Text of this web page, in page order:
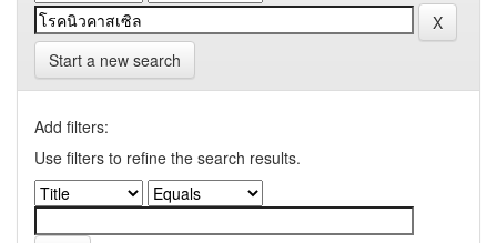
Start a new search
Add filters:
Use filters to refine the search results.